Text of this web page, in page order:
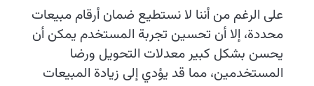
على الرغم من أننا لا نستطيع ضمان أرقام مبيعات
محددة، إلا أن تحسين تجربة المستخدم يمكن أن
يحسن بشكل كبير معدلات التحويل ورضا
المستخدمين، مما قد يؤدي إلى زيادة المبيعات